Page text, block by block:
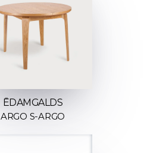
ĒDAMGALDS
ARGO S-ARGO